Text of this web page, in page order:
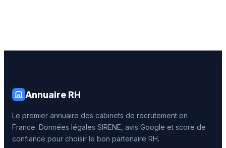
Annuaire RH
Le premier annuaire des cabinets de recrutement en
France. Données légales SIRENE, avis Google et score de
confiance pour choisir le bon partenaire RH.